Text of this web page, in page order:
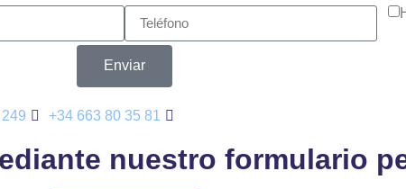
Enviar
+34 663 80 35 81
nuestro formulario